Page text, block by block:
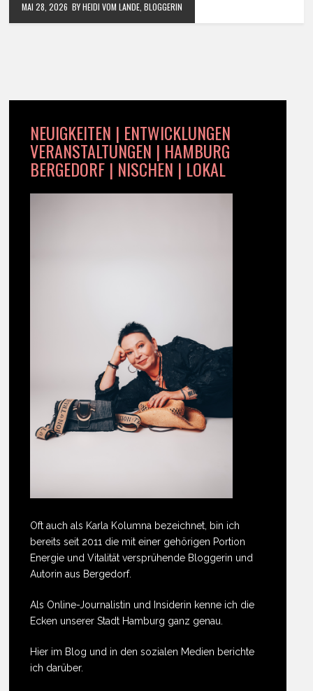
MAI 28, 2026 BY HEIDI VOM LANDE, BLOGGERIN
NEUIGKEITEN | ENTWICKLUNGEN
VERANSTALTUNGEN | HAMBURG
BERGEDORF | NISCHEN | LOKAL
Oft auch als Karla Kolumna bezeichnet, bin ich
bereits seit 2011 die mit einer gehörigen Portion
Energie und Vitalität versprühende Bloggerin und
Autorin aus Bergedorf.
Als Online-Journalistin und Insiderin kenne ich die
Ecken unserer Stadt Hamburg ganz genau.
Hier im Blog und in den sozialen Medien berichte
ich darüber.